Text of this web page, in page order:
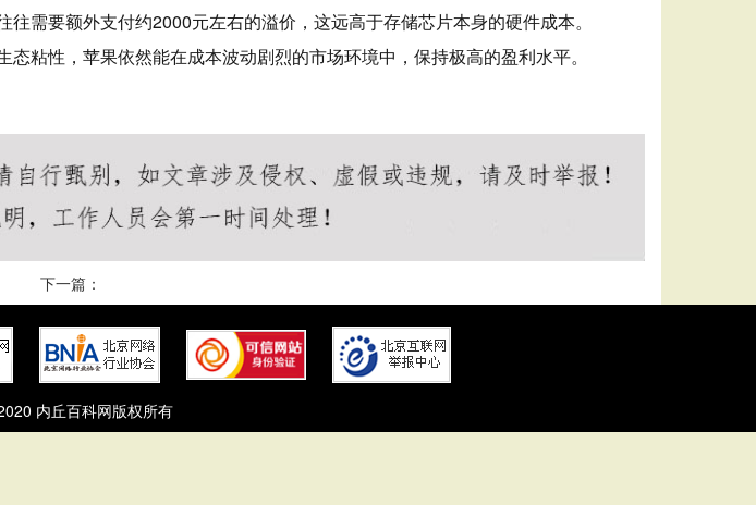
需要额外支付约2000元左右的溢价，这远高于存储芯片本身的硬件成本。
粘性，苹果依然能在成本波动剧烈的市场环境中，保持极高的盈利水平。
下一篇：
内丘百科网版权所有